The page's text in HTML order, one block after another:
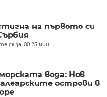
на първото си
се за: 00:25 мин.
вода: Нов
острови в